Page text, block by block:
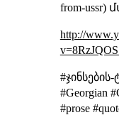
from-ussr)
http://
#Georgian
#prose